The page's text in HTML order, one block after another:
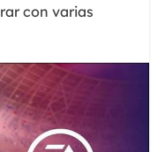
con varias